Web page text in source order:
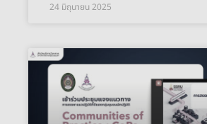
24 มิถุนายน 2025